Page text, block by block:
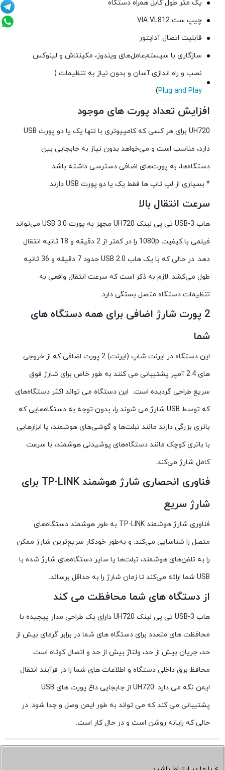
یک متر طول کابل همراه دستگاه
چیپ ست VIA VL812
قابلیت اتصال آداپتور
سازگاری با سیستم‌عامل‌های ویندوز، مکینتاش و لینوکس
نصب و راه اندازی آسان و بدون نیاز به تنظیمات (
Plug and Play
)
افزایش تعداد پورت های موجود
UH720 برای هر کسی که کامپیوتری با تنها یک یا دو پورت USB
دارد، مناسب است و می‌خواهد بدون نیاز به جابجایی بین
دستگاه‌ها، به پورت‌های اضافی دسترسی داشته باشد.
* بسیاری از لپ تاپ ها فقط یک یا دو پورت USB دارند.
سرعت انتقال بالا
هاب USB-3 تی پی لینک UH720 مجهز به پورت USB 3.0 می‌تواند
فیلمی با کیفیت 1080p را در کمتر از 2 دقیقه و 18 ثانیه انتقال
دهد. در حالی که با یک هاب USB 2.0 حدود 7 دقیقه و 36 ثانیه
طول می‌کشد. لازم به ذکر است که سرعت انتقال واقعی به
تنظیمات دستگاه متصل بستگی دارد.
2 پورت شارژ اضافی برای همه دستگاه های
شما
این دستگاه در ایرنت شاپ (ایرنت) 2 پورت اضافی که از خروجی
های 2.4 آمپر پشتیبانی می کنند به طور خاص برای شارژ فوق
سریع طراحی گردیده است. این دستگاه می تواند اکثر دستگاه‌های
که توسط USB شارژ می شوند را، بدون توجه به دستگاه‌هایی که
باتری بزرگی دارند مانند تبلت‌ها و گوشی‌های هوشمند، یا ابزارهایی
با باتری کوچک مانند دستگاه‌های پوشیدنی هوشمند، با سرعت
کامل شارژ می‌کند.
فناوری انحصاری شارژ هوشمند TP-LINK برای
شارژ سریع
فناوری شارژ هوشمند TP-LINK به طور هوشمند دستگاه‌های
متصل را شناسایی می‌کند. و به‌طور خودکار سریع‌ترین شارژ ممکن
را به تلفن‌های هوشمند، تبلت‌ها یا سایر دستگاه‌های شارژ شده با
USB شما ارائه می‌کند تا زمان شارژ را به حداقل برساند.
از دستگاه های شما محافظت می کند
هاب USB-3 تی پی لینک UH720 دارای یک طراحی مدار پیچیده با
محافظت های متعدد برای دستگاه های شما در برابر گرمای بیش از
حد، جریان بیش از حد، ولتاژ بیش از حد و اتصال کوتاه است.
محافظ برق داخلی دستگاه و اطلاعات های شما را در فرآیند انتقال
ایمن نگه می دارد. UH720 از جابجایی داغ پورت های USB
پشتیبانی می کند که می تواند به طور ایمن وصل و جدا شود. در
حالی که رایانه روشن است و در حال کار است.